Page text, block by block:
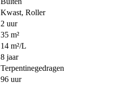
Kwast, Roller
2 uur
35 m²
14 m²/L
8 jaar
Terpentinegedragen
96 uur